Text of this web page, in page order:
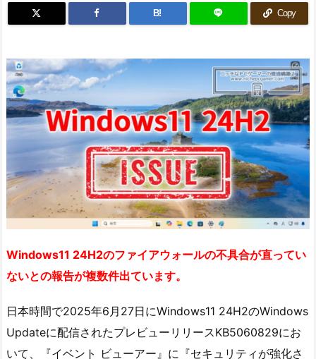
B! Copy
Windows11 24H2のファイアウォールの不具合が直ってい
ないとの報告が複数件出ています。
日本時間で2025年6月27日にWindows11 24H2のWindows
Updateに配信されたプレビューリリースKB5060829にお
いて、『イベント ビューアー』に『セキュリティが強化さ